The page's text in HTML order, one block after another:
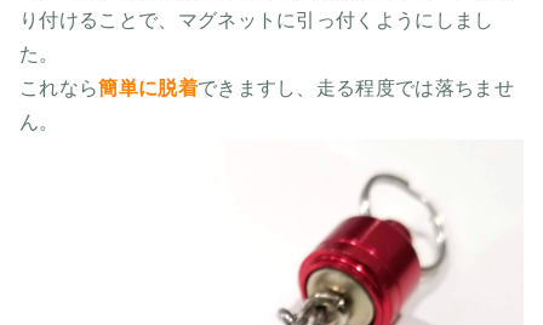
り付けることで、マグネットに引っ付くようにしまし
た。
これなら簡単に脱着できますし、走る程度では落ちませ
ん。